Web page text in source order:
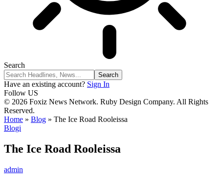
Search
Have an existing account? Sign In
Follow US
© 2026 Foxiz News Network. Ruby Design Company. All Rights
Reserved.
Home » Blog » The Ice Road Rooleissa
Blogi
The Ice Road Rooleissa
admin